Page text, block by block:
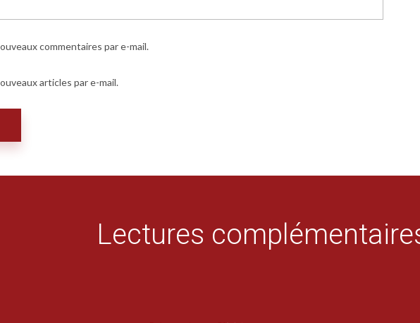
commentaires par e-mail.
articles par e-mail.
Lectures